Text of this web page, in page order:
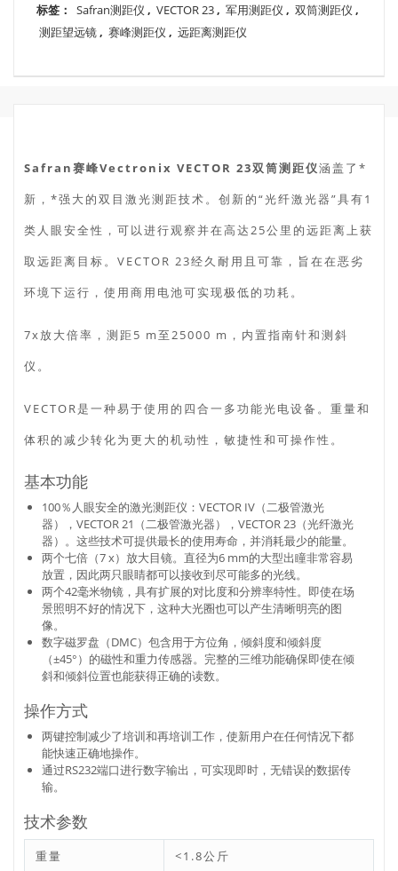
标签：
Safran测距仪 , VECTOR 23, 军用测距仪 , 双筒测距仪 ,
测距望远镜, 赛峰测距仪 , 远距离测距仪
Safran赛峰Vectronix VECTOR 23双筒测距仪涵盖了*
新，*强大的双目激光测距技术。创新的“光纤激光器”具有1
类人眼安全性，可以进行观察并在高达25公里的远距离上获
取远距离目标。VECTOR 23经久耐用且可靠，旨在在恶劣
环境下运行，使用商用电池可实现极低的功耗。
7x放大倍率，测距5 m至25000 m，内置指南针和测斜
仪。
VECTOR是一种易于使用的四合一多功能光电设备。重量和
体积的减少转化为更大的机动性，敏捷性和可操作性。
基本功能
100％人眼安全的激光测距仪：VECTOR IV（二极管激光
器），VECTOR 21（二极管激光器），VECTOR 23（光纤激光
器）。这些技术可提供最长的使用寿命，并消耗最少的能量。
两个七倍（7 x）放大目镜。直径为6 mm的大型出瞳非常容易
放置，因此两只眼睛都可以接收到尽可能多的光线。
两个42毫米物镜，具有扩展的对比度和分辨率特性。即使在场
景照明不好的情况下，这种大光圈也可以产生清晰明亮的图
像。
数字磁罗盘（DMC）包含用于方位角，倾斜度和倾斜度
（±45°）的磁性和重力传感器。完整的三维功能确保即使在倾
斜和倾斜位置也能获得正确的读数。
操作方式
两键控制减少了培训和再培训工作，使新用户在任何情况下都
能快速正确地操作。
通过RS232端口进行数字输出，可实现即时，无错误的数据传
输。
技术参数
重量 <1.8公斤